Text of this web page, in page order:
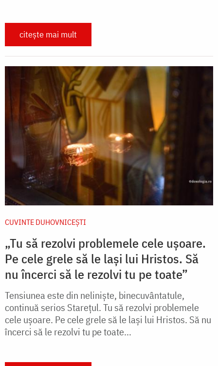
citește mai mult
CUVINTE DUHOVNICEȘTI
„Tu să rezolvi problemele cele ușoare.
Pe cele grele să le lași lui Hristos. Să
nu încerci să le rezolvi tu pe toate”
Tensiunea este din neliniște, binecuvântatule,
continuă serios Starețul. Tu să rezolvi problemele
cele ușoare. Pe cele grele să le lași lui Hristos. Să nu
încerci să le rezolvi tu pe toate...